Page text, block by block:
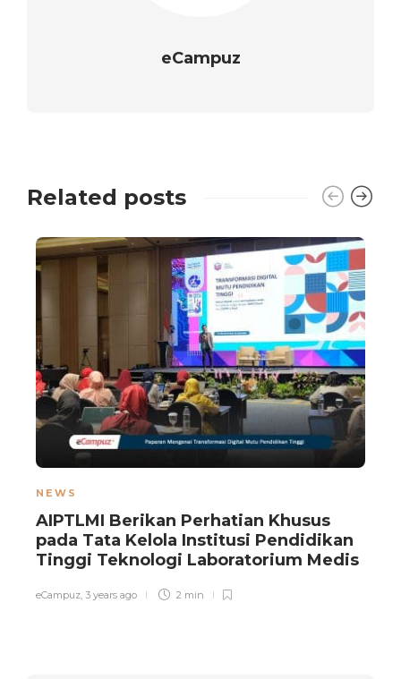
eCampuz
Related posts
NEWS
AIPTLMI Berikan Perhatian Khusus
pada Tata Kelola Institusi Pendidikan
Tinggi Teknologi Laboratorium Medis
eCampuz 3 years ago 2 min